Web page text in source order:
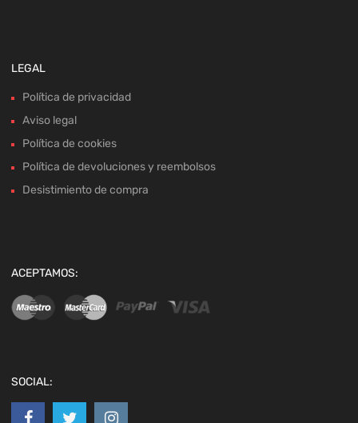
LEGAL
Política de privacidad
Aviso legal
Política de cookies
Política de devoluciones y reembolsos
Desistimiento de compra
ACEPTAMOS:
SOCIAL: